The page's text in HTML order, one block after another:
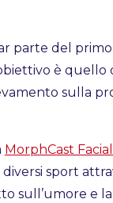
parte del
è quello
sulla
MorphCast
sport
sull’umore e